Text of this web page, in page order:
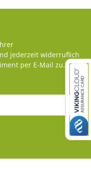
jederzeit widerruflich
per E-Mail zu.